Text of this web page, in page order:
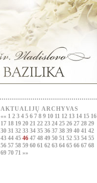
AKTUALIJŲ ARCHYVAS
«« 1 2 3 4 5 6 7 8 9 10 11 12 13 14 15 16
17 18 19 20 21 22 23 24 25 26 27 28 29
30 31 32 33 34 35 36 37 38 39 40 41 42
43 44 45 46 47 48 49 50 51 52 53 54 55
56 57 58 59 60 61 62 63 64 65 66 67 68
69 70 71 »»